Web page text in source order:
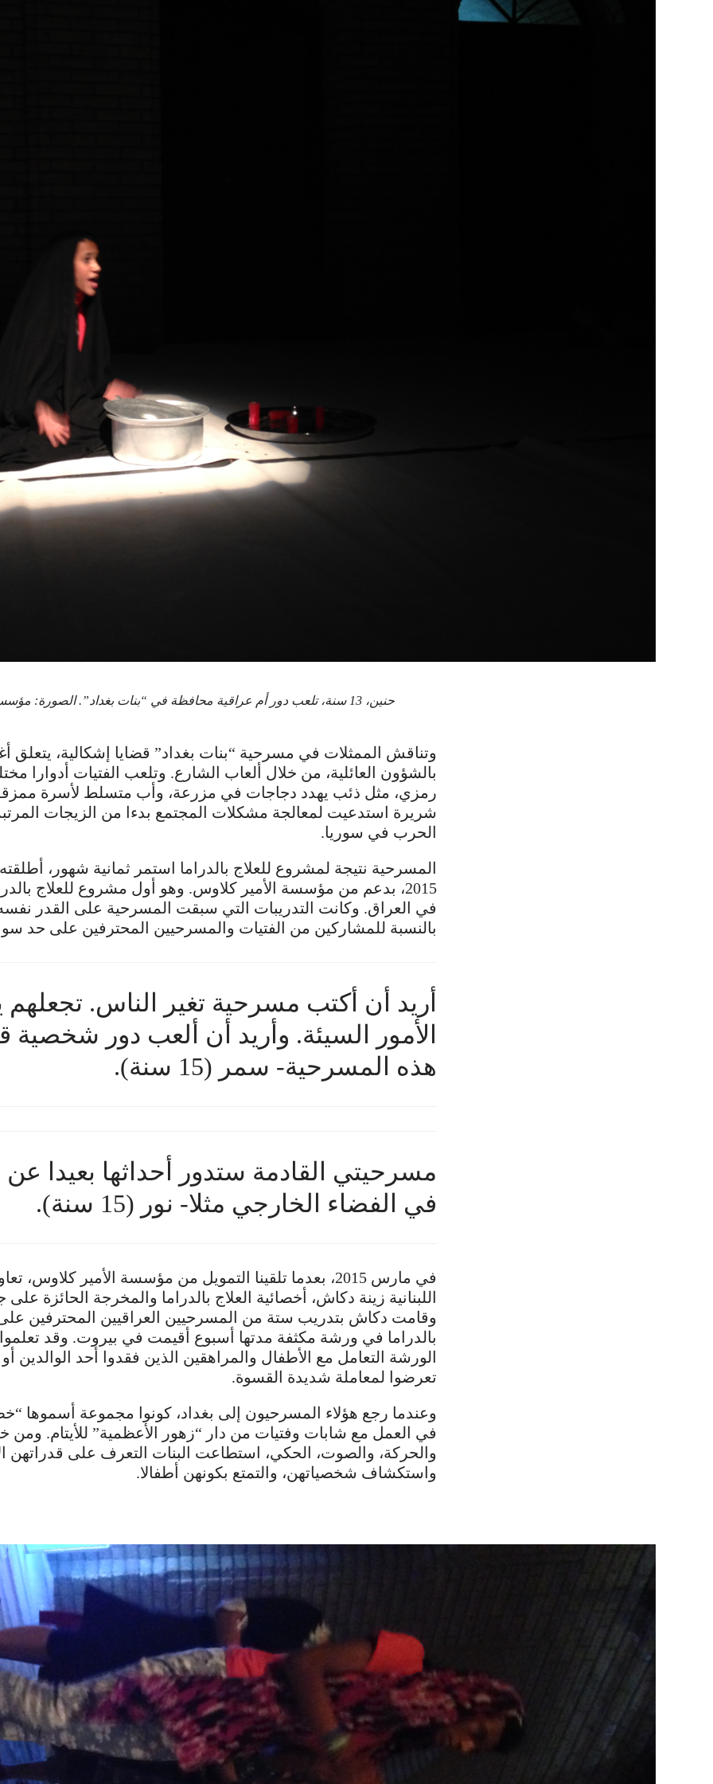
حنين، 13 سنة، تلعب دور أم عراقية محافظة في “بنات بغداد”. الصورة: مؤسسة رؤيا.
وتناقش الممثلات في مسرحية “بنات بغداد” قضايا إشكالية، يتعلق
بالشؤون العائلية، من خلال ألعاب الشارع. وتلعب الفتيات أدوارا
رمزي، مثل ذئب يهدد دجاجات في مزرعة، وأب متسلط لأسرة
شريرة استدعيت لمعالجة مشكلات المجتمع بدءا من الزيجات
الحرب في سوريا.
المسرحية نتيجة لمشروع للعلاج بالدراما استمر ثمانية شهور،
2015، بدعم من مؤسسة الأمير كلاوس. وهو أول مشروع للعلاج
في العراق. وكانت التدريبات التي سبقت المسرحية على القدر
بالنسبة للمشاركين من الفتيات والمسرحيين المحترفين على حد
أريد أن أكتب مسرحية تغير الناس.
الأمور السيئة. وأريد أن ألعب دور شخصية
هذه المسرحية- سمر (15 سنة).
مسرحيتي القادمة ستدور أحداثها بعيدا عن
في الفضاء الخارجي مثلا- نور (15 سنة).
في مارس 2015، بعدما تلقينا التمويل من مؤسسة الأمير كلاوس،
اللبنانية زينة دكاش، أخصائية العلاج بالدراما والمخرجة الحائزة على
وقامت دكاش بتدريب ستة من المسرحيين العراقيين المحترفين على
بالدراما في ورشة مكثفة مدتها أسبوع أقيمت في بيروت. وقد
الورشة التعامل مع الأطفال والمراهقين الذين فقدوا أحد الوالدين أو
تعرضوا لمعاملة شديدة القسوة.
وعندما رجع هؤلاء المسرحيون إلى بغداد، كونوا مجموعة أسموها
في العمل مع شابات وفتيات من دار “زهور الأعظمية” للأيتام. ومن
والحركة، والصوت، الحكي، استطاعت البنات التعرف على قدراتهن
واستكشاف شخصياتهن، والتمتع بكونهن أطفالا.